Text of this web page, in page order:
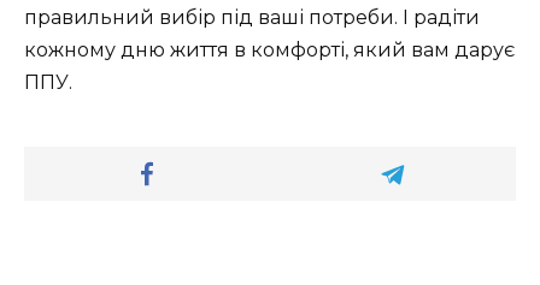
правильний вибір під ваші потреби. І радіти
кожному дню життя в комфорті, який вам дарує
ППУ.